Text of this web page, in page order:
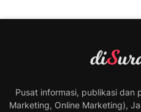
Pusat informasi, publikasi dan
Marketing, Online Marketing),